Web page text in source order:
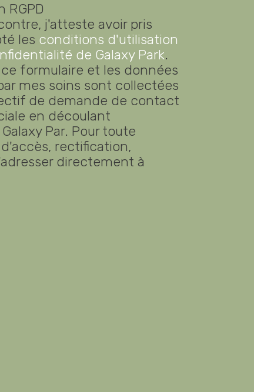
RGPD
j'atteste avoir pris
les conditions d'utilisation
de Galaxy Park.
formulaire et les données
mes soins sont collectées
de demande de contact
en découlant
Par. Pour toute
rectification,
directement à